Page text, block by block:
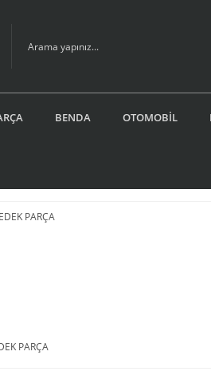
BENDA OTOMOBİL
PARÇA